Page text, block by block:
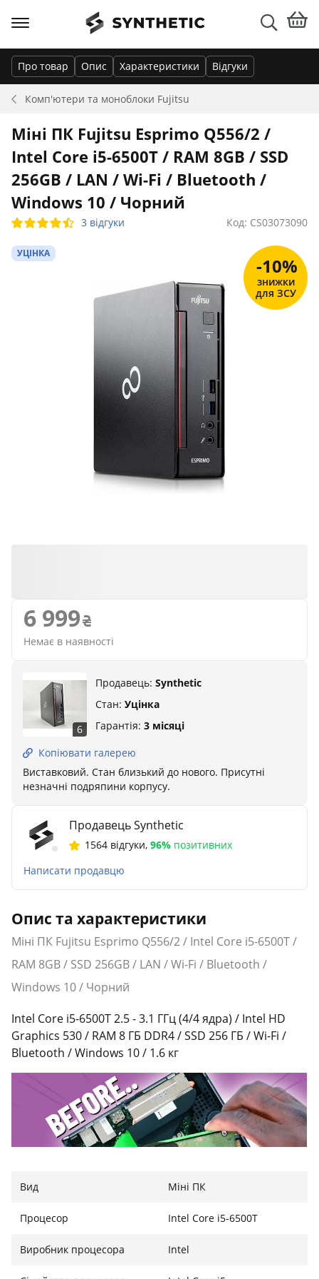
Комп'ютери та моноблоки Fujitsu
Про товар Опис Характеристики Відгуки
Міні ПК Fujitsu Esprimo Q556/2 /
Intel Core i5-6500T / RAM 8GB / SSD
256GB / LAN / Wi-Fi / Bluetooth /
Windows 10 / Чорний
3 відгуки Код: CS03073090
УЦІНКА
-10%
знижки
для ЗСУ
6 999
Немає в наявності
6
Продавець: Synthetic
Стан: Уцінка
Гарантія: 3 місяці
Копіювати галерею
Виставковий. Стан близький до нового. Присутні
незначні подряпини корпусу.
Продавець Synthetic
1564 відгуки, 96% позитивних
Написати продавцю
Опис та характеристики
Міні ПК Fujitsu Esprimo Q556/2 / Intel Core i5-6500T /
RAM 8GB / SSD 256GB / LAN / Wi-Fi / Bluetooth /
Windows 10 / Чорний
Intel Core i5-6500T 2.5 - 3.1 ГГц (4/4 ядра) / Intel HD
Graphics 530 / RAM 8 ГБ DDR4 / SSD 256 ГБ / Wi-Fi /
Bluetooth / Windows 10 / 1.6 кг
Вид Міні ПК
Процесор Intel Core i5-6500T
Виробник процесора Intel